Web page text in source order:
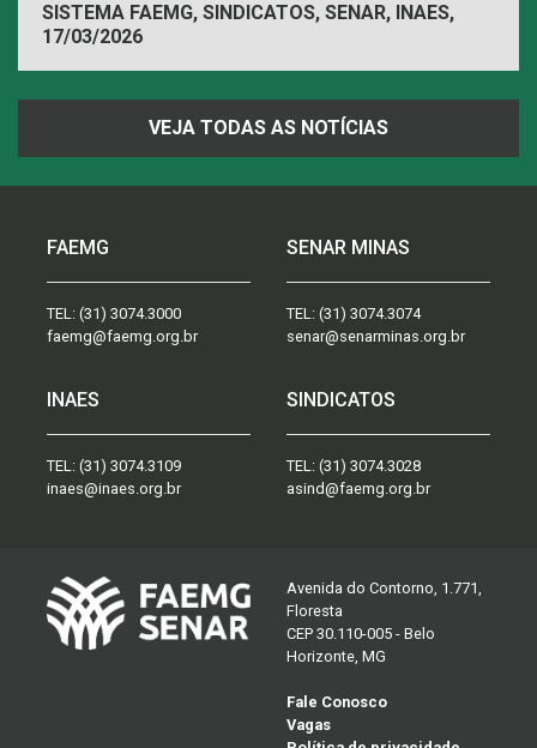
SISTEMA FAEMG, SINDICATOS, SENAR, INAES,
FAEMG
17/03/2026
VEJA TODAS AS NOTÍCIAS
FAEMG
TEL: (31) 3074.3000
faemg@faemg.org.br
SENAR MINAS
TEL: (31) 3074.3074
senar@senarminas.org.br
INAES
TEL: (31) 3074.3109
inaes@inaes.org.br
SINDICATOS
TEL: (31) 3074.3028
asind@faemg.org.br
Avenida do Contorno, 1.771,
Floresta
CEP 30.110-005 - Belo
Horizonte, MG
Fale Conosco
Vagas